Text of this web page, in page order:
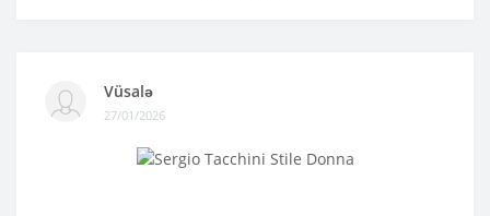
Vüsalə
27/01/2026